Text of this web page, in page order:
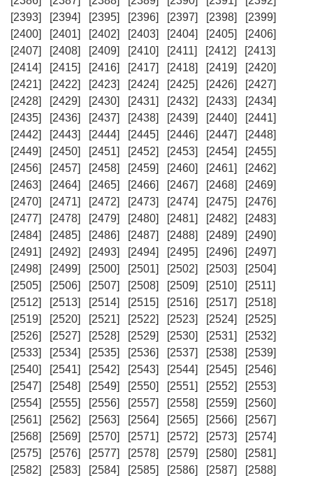
[2393]
[2394] [2395] [2396] [2397] [2398]
[2399]
[2400]
[2401] [2402] [2403] [2404] [2405]
[2406]
[2407]
[2408] [2409] [2410] [2411] [2412]
[2413]
[2414]
[2415] [2416] [2417] [2418] [2419]
[2420]
[2421]
[2422] [2423] [2424] [2425] [2426]
[2427]
[2428]
[2429] [2430] [2431] [2432] [2433]
[2434]
[2435]
[2436] [2437] [2438] [2439] [2440]
[2441]
[2442]
[2443] [2444] [2445] [2446] [2447]
[2448]
[2449]
[2450] [2451] [2452] [2453] [2454]
[2455]
[2456]
[2457] [2458] [2459] [2460] [2461]
[2462]
[2463]
[2464] [2465] [2466] [2467] [2468]
[2469]
[2470]
[2471] [2472] [2473] [2474] [2475]
[2476]
[2477]
[2478] [2479] [2480] [2481] [2482]
[2483]
[2484]
[2485] [2486] [2487] [2488] [2489]
[2490]
[2491]
[2492] [2493] [2494] [2495] [2496]
[2497]
[2498]
[2499] [2500] [2501] [2502] [2503]
[2504]
[2505]
[2506] [2507] [2508] [2509] [2510]
[2511]
[2512]
[2513] [2514] [2515] [2516] [2517]
[2518]
[2519]
[2520] [2521] [2522] [2523] [2524]
[2525]
[2526]
[2527] [2528] [2529] [2530] [2531]
[2532]
[2533]
[2534] [2535] [2536] [2537] [2538]
[2539]
[2540]
[2541] [2542] [2543] [2544] [2545]
[2546]
[2547]
[2548] [2549] [2550] [2551] [2552]
[2553]
[2554]
[2555] [2556] [2557] [2558] [2559]
[2560]
[2561]
[2562] [2563] [2564] [2565] [2566]
[2567]
[2568]
[2569] [2570] [2571] [2572] [2573]
[2574]
[2575]
[2576] [2577] [2578] [2579] [2580]
[2581]
[2582]
[2583] [2584] [2585] [2586] [2587]
[2588]